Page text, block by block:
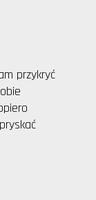
przykryć